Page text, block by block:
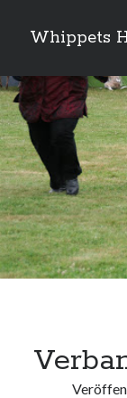
Whippets
Neueste
von
auf
Facebook
anzeigen
Archiv
Archiv